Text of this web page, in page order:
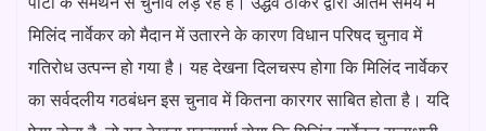
मिलिंद नार्वेकर को मैदान में उतारने के कारण विधान परिषद चुनाव में
गतिरोध उत्पन्न हो गया है। यह देखना दिलचस्प होगा कि मिलिंद नार्वेकर
का सर्वदलीय गठबंधन इस चुनाव में कितना कारगर साबित होता है। यदि